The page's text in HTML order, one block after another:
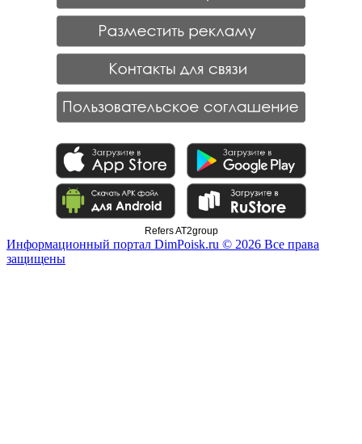
Refers AT2group
Информационный портал DimPoisk.ru © 2026 Все права
защищены